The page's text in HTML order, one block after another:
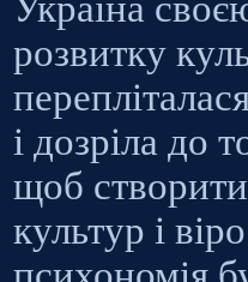
розвитку
і дозріла до
щоб створити
культур і